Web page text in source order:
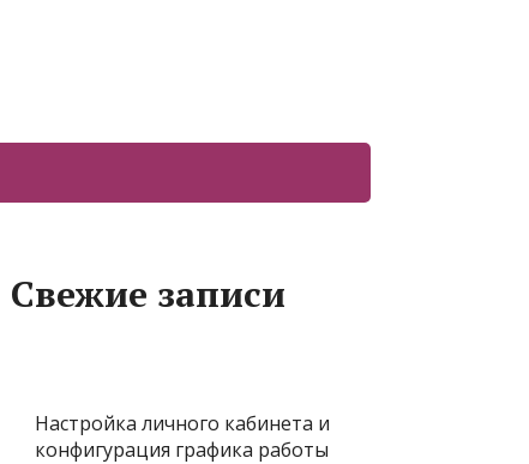
Свежие записи
Настройка личного кабинета и
конфигурация графика работы